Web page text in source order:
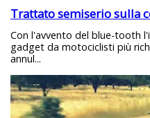
Trattato semiserio sulla
Con l'avvento del blue-tooth
gadget da motociclisti più
annul...